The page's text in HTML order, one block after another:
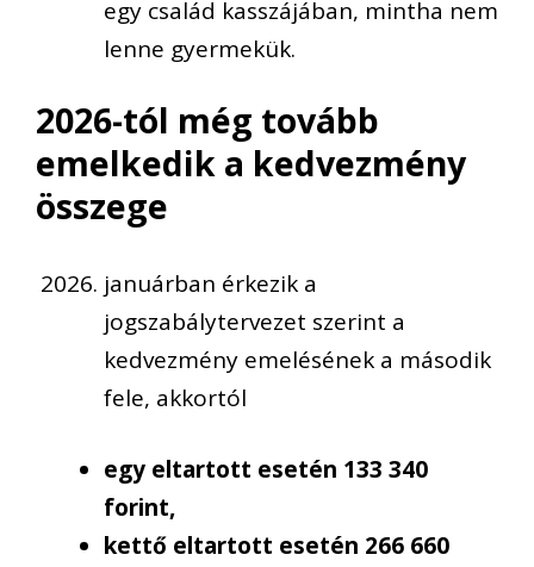
egy család kasszájában, mintha nem
lenne gyermekük.
2026-tól még tovább
emelkedik a kedvezmény
összege
januárban érkezik a
jogszabálytervezet szerint a
kedvezmény emelésének a második
fele, akkortól
egy eltartott esetén 133 340
forint,
kettő eltartott esetén 266 660